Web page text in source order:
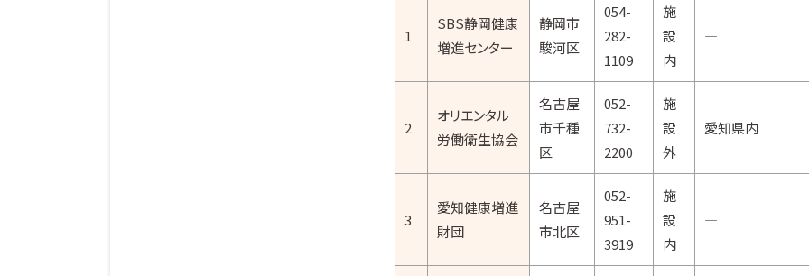
1
SBS静岡健康
増進センター
静岡市
駿河区
054-
282-
1109
施
設
内
―
2
オリエンタル
労働衛生協会
名古屋
市千種
区
052-
732-
2200
施
設
外
愛知県内
3
愛知健康増進
財団
名古屋
市北区
052-
951-
3919
施
設
内
―